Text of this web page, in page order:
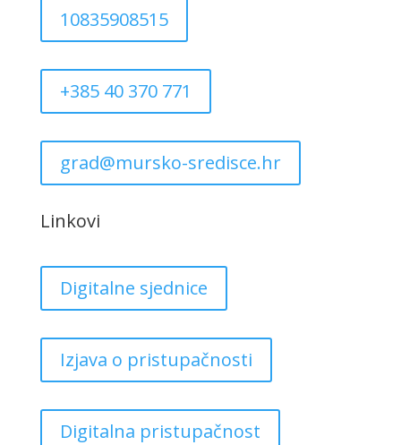
10835908515
+385 40 370 771
grad@mursko-sredisce.hr
Linkovi
Digitalne sjednice
Izjava o pristupačnosti
Digitalna pristupačnost